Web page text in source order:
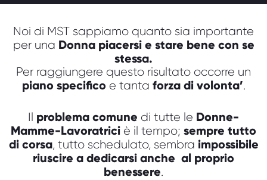
Noi di MST sappiamo quanto sia importante
per una Donna piacersi e stare bene con se
stessa.
Per raggiungere questo risultato occorre un
piano specifico e tanta forza di volonta’.
Il problema comune di tutte le Donne-
Mamme-Lavoratrici è il tempo; sempre tutto
di corsa, tutto schedulato, sembra impossibile
riuscire a dedicarsi anche al proprio
benessere.